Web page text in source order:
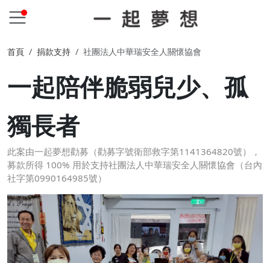
首頁 捐款支持 社團法人中華瑞安全人關懷協會
一起陪伴脆弱兒少、孤
獨長者
此案由一起夢想勸募（勸募字號衛部救字第1141364820號），
募款所得 100% 用於支持社團法人中華瑞安全人關懷協會（台內
社字第0990164985號）